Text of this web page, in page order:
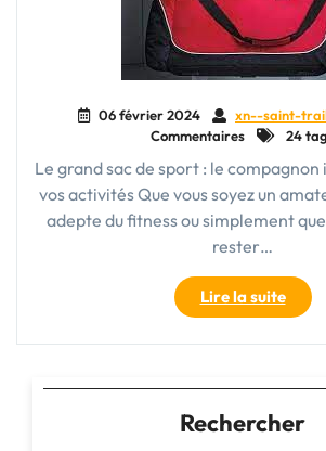
06 février 2024 xn--saint-
Commentaires
24
Le grand sac de sport : le
vos activités Que vous soyez un
adepte du fitness ou simplement
rester…
Lire la suite"Le
Grand
Sac
:
Votre
Rechercher